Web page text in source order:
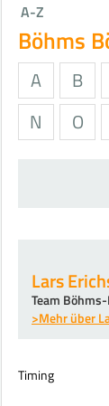
A-Z
Böhms
A B
N
O
Lars
Team
>Mehr über
Timing